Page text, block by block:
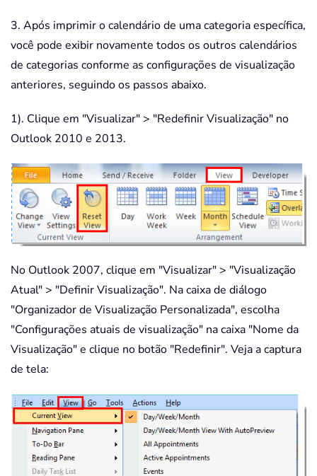
3. Após imprimir o calendário de uma categoria específica,
você pode exibir novamente todos os outros calendários
de categorias conforme as configurações de visualização
anteriores, seguindo os passos abaixo.
1). Clique em "Visualizar" > "Redefinir Visualização" no
Outlook 2010 e 2013.
No Outlook 2007, clique em "Visualizar" > "Visualização
Atual" > "Definir Visualização". Na caixa de diálogo
"Organizador de Visualização Personalizada", escolha
"Configurações atuais de visualização" na caixa "Nome da
Visualização" e clique no botão "Redefinir". Veja a captura
de tela: